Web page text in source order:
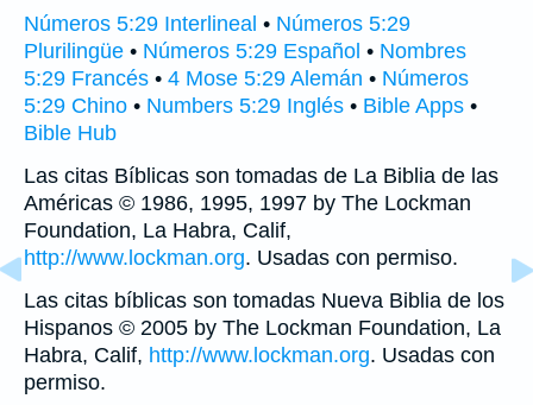
Números 5:29 Interlineal • Números 5:29
Plurilingüe • Números 5:29 Español • Nombres
5:29 Francés • 4 Mose 5:29 Alemán • Números
5:29 Chino • Numbers 5:29 Inglés • Bible Apps •
Bible Hub
Las citas Bíblicas son tomadas de La Biblia de las
Américas © 1986, 1995, 1997 by The Lockman
Foundation, La Habra, Calif,
http://www.lockman.org. Usadas con permiso.
Las citas bíblicas son tomadas Nueva Biblia de los
Hispanos © 2005 by The Lockman Foundation, La
Habra, Calif, http://www.lockman.org. Usadas con
permiso.